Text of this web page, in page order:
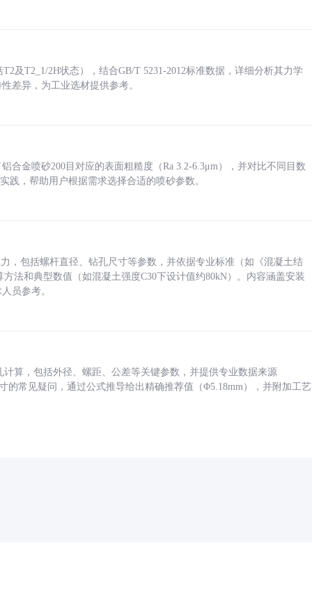
及T2_1/2H状态），结合GB/T 5231-2012标准数据，详细分析其力学
差异，为工业选材提供参考。
合金喷砂200目对应的表面粗糙度（Ra 3.2-6.3μm），并对比不同目数
践，帮助用户根据需求选择合适的喷砂参数。
，包括螺杆直径、钻孔尺寸等参数，并依据专业标准（如《混凝土结
法和典型数值（如混凝土强度C30下设计值约80kN）。内容涵盖安装
员参考。
算，包括外径、螺距、公差等关键参数，并提供专业数据来源
的常见疑问，通过公式推导给出精确推荐值（Φ5.18mm），并附加工艺